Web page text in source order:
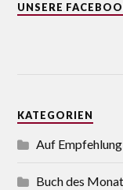
UNSERE
KATEGORIEN
Auf
Buch des